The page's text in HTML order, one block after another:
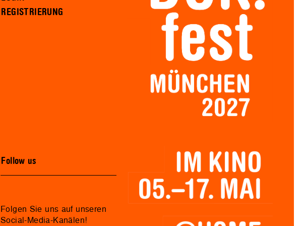
REGISTRIERUNG
Follow us
Folgen Sie uns auf unseren
Social-Media-Kanälen!